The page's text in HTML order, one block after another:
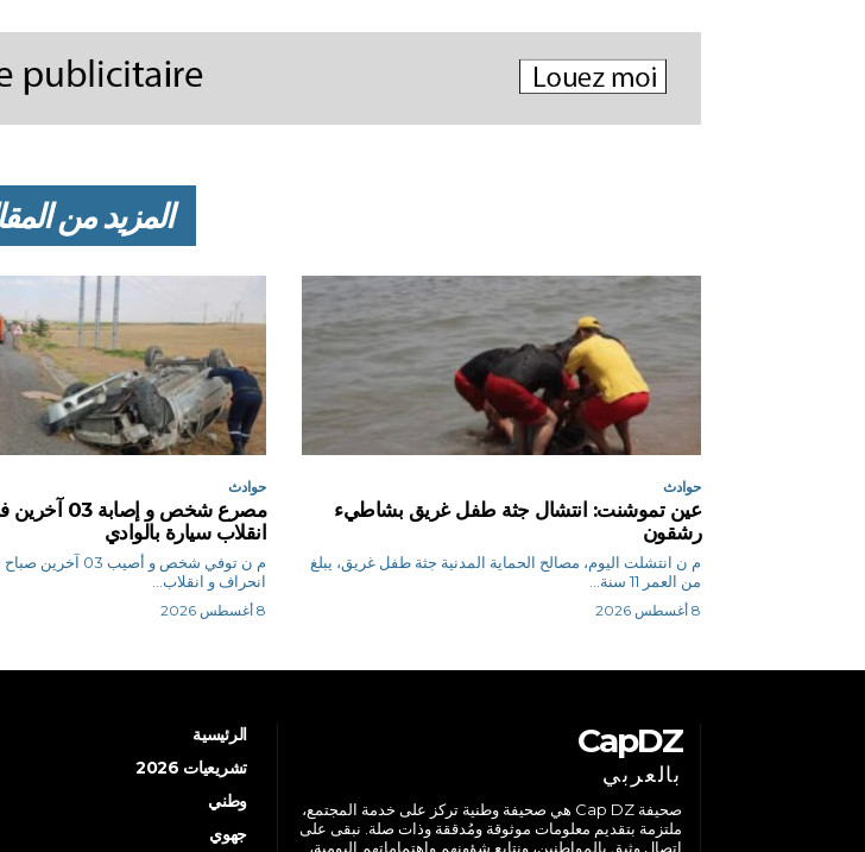
المزيد من
حوادث
عين تموشنت: انتشال جثة طفل غريق بشاطيء
رشقون
م ن انتشلت اليوم، مصالح الحماية المدنية جثة طفل غريق، يبلغ
من العمر 11 سنة...
8 أغسطس 2026
حوادث
مصرع شخص و
انقلاب سيارة بالوادي
م ن توفي شخص و أصيب
انحراف و انقلاب...
8 أغسطس 2026
CapDZ
بالعربي
صحيفة Cap DZ هي صحيفة وطنية تركز على خدمة المجتمع،
ملتزمة بتقديم معلومات موثوقة ومُدققة وذات صلة. نبقى على
اتصال وثيق بالمواطنين، ونتابع شؤونهم واهتماماتهم اليومية،
الرئيسية
تشريعيات 2026
وطني
جهوي